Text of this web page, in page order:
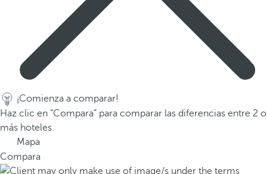
ó
n
d
e
a
¡Comienza a comparar!
Haz clic en “Compara” para comparar las diferencias entre 2 o
más hoteles.
Mapa
Compara